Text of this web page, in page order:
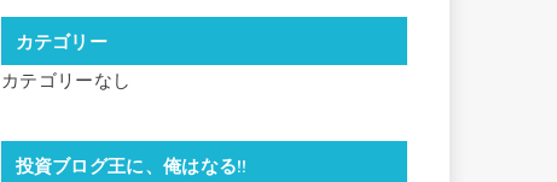
カテゴリー
カテゴリーなし
投資ブログ王に、俺はなる!!